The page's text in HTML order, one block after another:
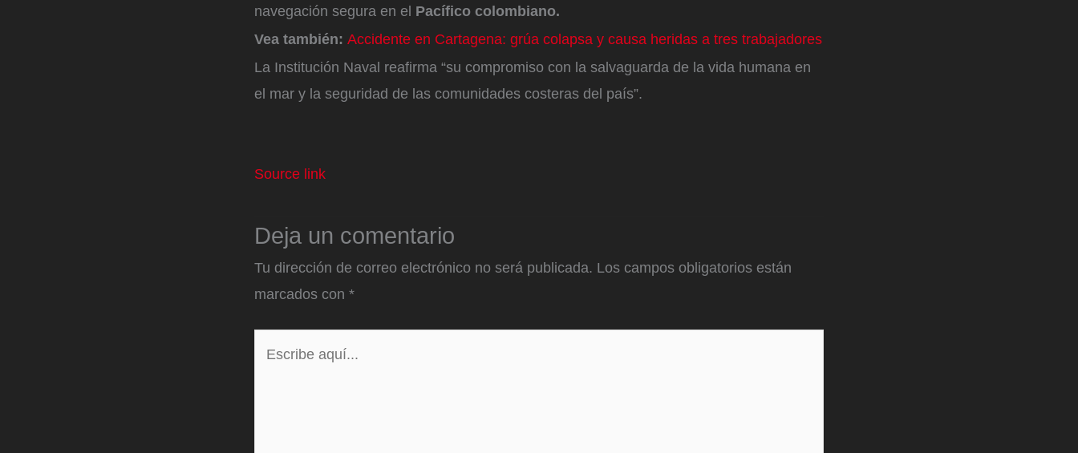
navegación segura en el Pacífico colombiano.
Vea también: Accidente en Cartagena: grúa colapsa y causa heridas a tres trabajadores
La Institución Naval reafirma “su compromiso con la salvaguarda de la vida humana en
el mar y la seguridad de las comunidades costeras del país”.
Source link
Deja un comentario
Tu dirección de correo electrónico no será publicada. Los campos obligatorios están
marcados con *